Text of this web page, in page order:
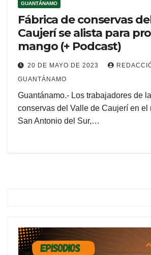
GUANTÁNAMO
Fábrica de conservas
Caujerí se alista para
mango (+ Podcast)
20 DE MAYO DE 2023
GUANTÁNAMO
Guantánamo.- Los trabajadores de
conservas del Valle de Caujerí en el
San Antonio del Sur,…